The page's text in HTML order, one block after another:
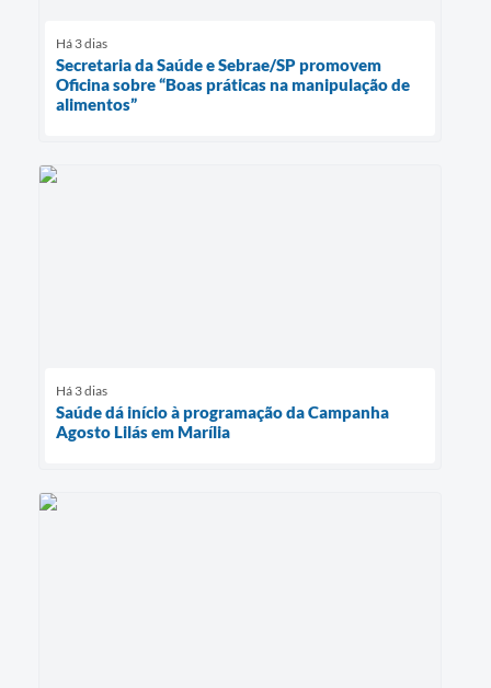
Há 3 dias
Secretaria da Saúde e Sebrae/SP promovem
Oficina sobre “Boas práticas na manipulação de
alimentos”
Há 3 dias
Saúde dá início à programação da Campanha
Agosto Lilás em Marília